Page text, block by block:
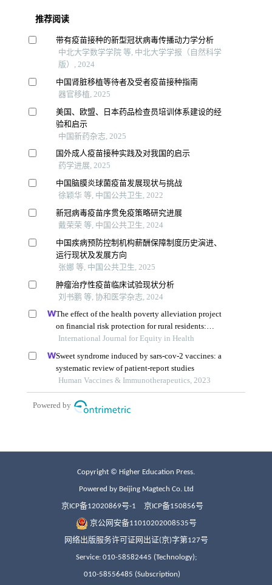
Copyright © Higher Education Press.
Powered by Beijing Magtech Co. Ltd
京ICP备12020869号-1 京ICP备150856号
京公网安备11010202008535号
网络出版服务许可证网出证(京)字第127号
Service: 010-58582445 (Technology);
010-58556485 (Subscription)